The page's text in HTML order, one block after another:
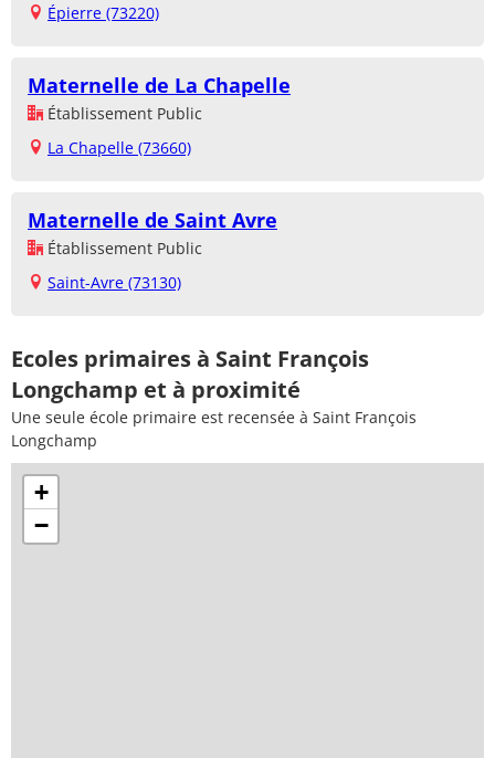
Épierre (73220)
Maternelle de La Chapelle
Établissement Public
La Chapelle (73660)
Maternelle de Saint Avre
Établissement Public
Saint-Avre (73130)
Ecoles primaires à Saint François
Longchamp et à proximité
Une seule école primaire est recensée à Saint François
Longchamp
+
−